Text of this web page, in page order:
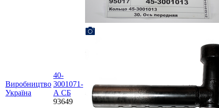
Виробництво
Україна
40-
3001071-
А СБ
93649